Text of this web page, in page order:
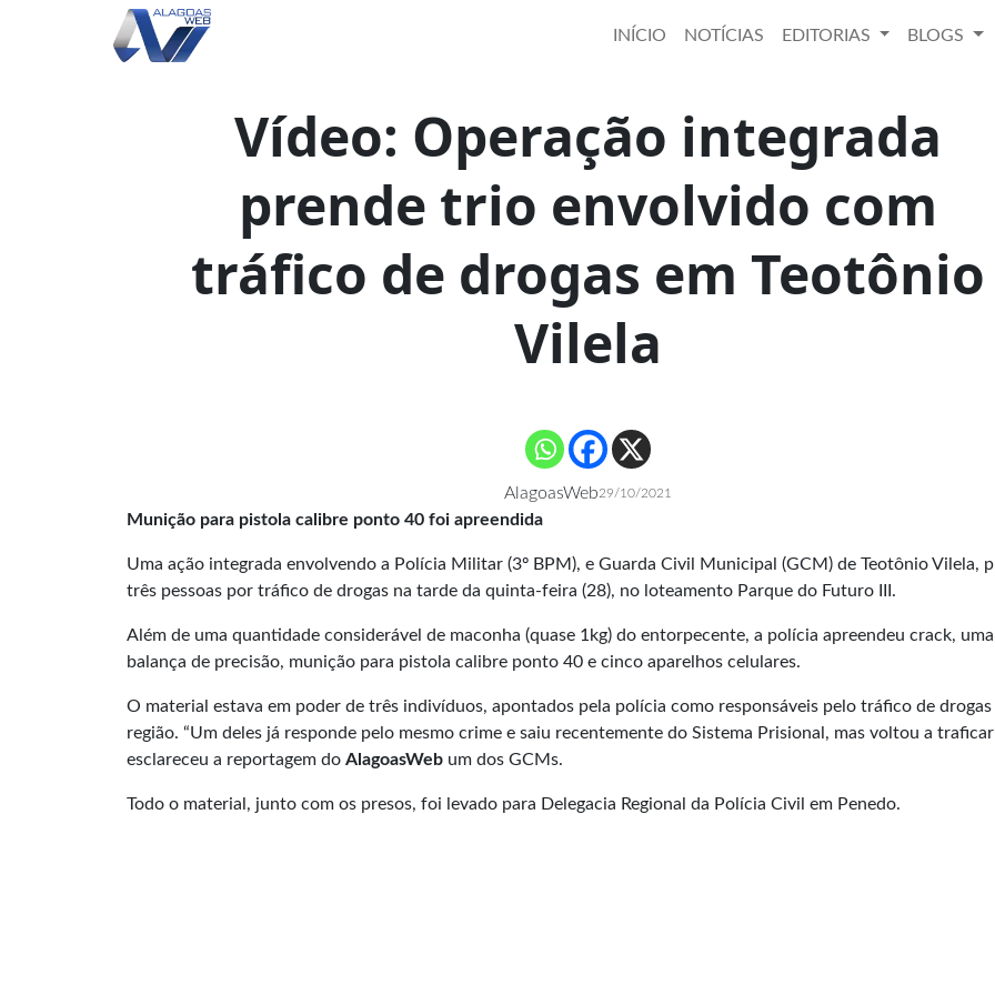
INÍCIO NOTÍCIAS EDITORIAS BLOGS
Vídeo: Operação integrada
prende trio envolvido com
tráfico de drogas em Teotônio
Vilela
AlagoasWeb29/10/2021
Munição para pistola calibre ponto 40 foi apreendida
Uma ação integrada envolvendo a Polícia Militar (3º BPM), e Guarda Civil Municipal (GCM) de Teotônio Vilela,
três pessoas por tráfico de drogas na tarde da quinta-feira (28), no loteamento Parque do Futuro III.
Além de uma quantidade considerável de maconha (quase 1kg) do entorpecente, a polícia apreendeu crack, uma
balança de precisão, munição para pistola calibre ponto 40 e cinco aparelhos celulares.
O material estava em poder de três indivíduos, apontados pela polícia como responsáveis pelo tráfico de drogas
região. “Um deles já responde pelo mesmo crime e saiu recentemente do Sistema Prisional, mas voltou a
esclareceu a reportagem do AlagoasWeb um dos GCMs.
Todo o material, junto com os presos, foi levado para Delegacia Regional da Polícia Civil em Penedo.